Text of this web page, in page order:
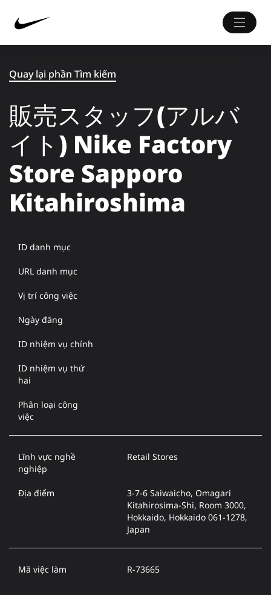
Quay lại phần Tìm kiếm
販売スタッフ(アルバ
イト) Nike Factory
Store Sapporo
Kitahiroshima
ID danh mục
URL danh mục
Vị trí công việc
Ngày đăng
ID nhiệm vụ chính
ID nhiệm vụ thứ
hai
Phân loại công
việc
Lĩnh vực nghề
nghiệp
Retail Stores
Địa điểm
3-7-6 Saiwaicho, Omagari
Kitahirosima-Shi, Room 3000,
Hokkaido, Hokkaido 061-1278,
Japan
Mã việc làm R-73665